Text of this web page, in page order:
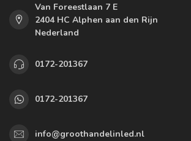
Van Foreestlaan 7 E
2404 HC Alphen aan den Rijn
Nederland
0172-201367
0172-201367
info@groothandelinled.nl